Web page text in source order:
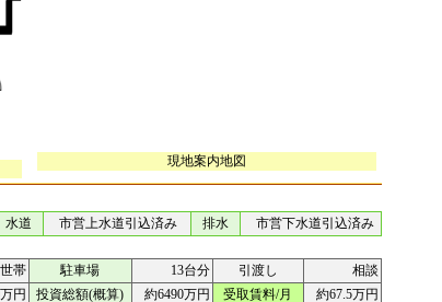
現地案内地図
水道 市営上水道引込済み 排水
市営下水道引込済み
帯 駐車場 13台分 引渡し
相談
円 投資総額(概算) 約6490万円 受取賃料/月 約67.5万円